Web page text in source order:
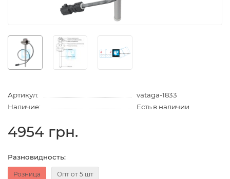
Артикул:
vataga-1833
Наличие:
Есть в наличии
4954 грн.
Разновидность:
Розница Опт от 5 шт